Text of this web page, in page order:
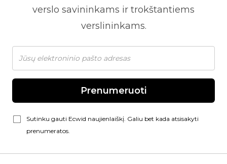
verslo savininkams ir trokštantiems
verslininkams.
Prenumeruoti
Sutinku gauti Ecwid naujienlaiškį. Galiu bet kada atsisakyti
prenumeratos.